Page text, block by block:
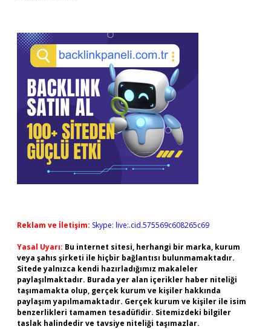
Reklam ve İletişim: Skype: live:.cid.575569c608265c69
Yasal Uyarı: Bu internet sitesi, herhangi bir marka, kurum
veya şahıs şirketi ile hiçbir bağlantısı bulunmamaktadır.
Sitede yalnızca kendi hazırladığımız makaleler
paylaşılmaktadır. Burada yer alan içerikler haber niteliği
taşımamakta olup, gerçek kurum ve kişiler hakkında
paylaşım yapılmamaktadır. Gerçek kurum ve kişiler ile isim
benzerlikleri tamamen tesadüfidir. Sitemizdeki bilgiler
taslak halindedir ve tavsiye niteliği taşımazlar.